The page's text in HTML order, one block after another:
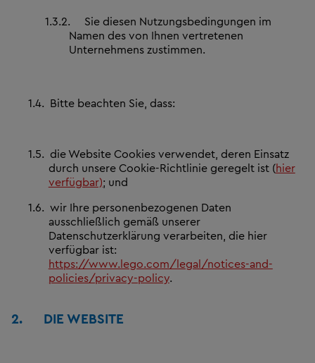
1.3.2. Sie diesen Nutzungsbedingungen im
Namen des von Ihnen vertretenen
Unternehmens zustimmen.
1.4. Bitte beachten Sie, dass:
1.5. die Website Cookies verwendet, deren Einsatz
durch unsere Cookie-Richtlinie geregelt ist (hier
verfügbar); und
1.6. wir Ihre personenbezogenen Daten
ausschließlich gemäß unserer
Datenschutzerklärung verarbeiten, die hier
verfügbar ist:
https://www.lego.com/legal/notices-and-
policies/privacy-policy.
2. DIE WEBSITE